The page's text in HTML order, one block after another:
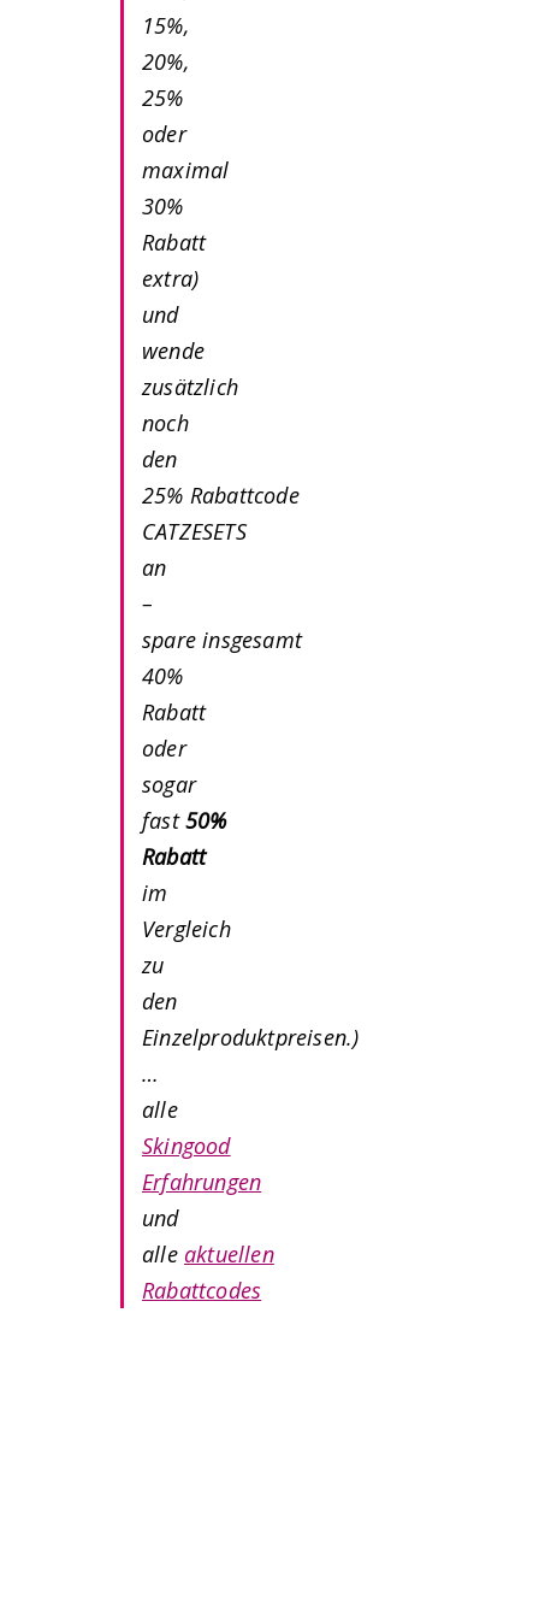
15%,
20%,
25%
oder
maximal
30%
Rabatt
extra)
und
wende
zusätzlich
noch
den
25% Rabattcode
CATZESETS
an
–
spare insgesamt
40%
Rabatt
oder
sogar
fast50%
Rabatt
im
Vergleich
zu
den
Einzelproduktpreisen.)
…
alle
Skingood
Erfahrungen
und
alle aktuellen
Rabattcodes